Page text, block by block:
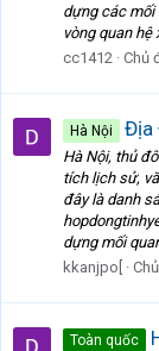
dựng các mối
vòng quan hệ
cc1412 Chủ
Hà Nội Địa
Hà Nội, thủ
tích lịch sử,
đây là danh
dựng mối
kkanjpo[
Toàn quốc